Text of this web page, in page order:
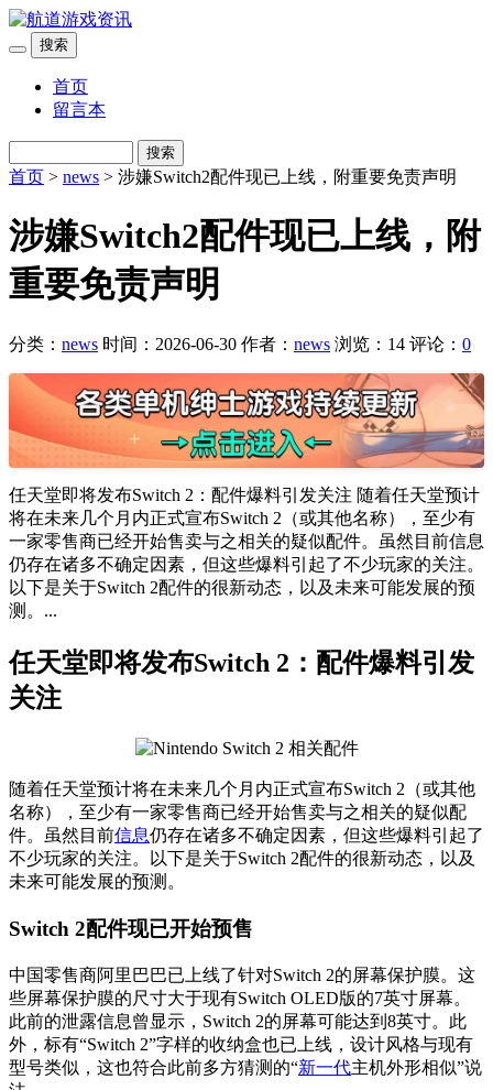
搜索
首页
留言本
搜索
首页 > news > 涉嫌Switch2配件现已上线，附重要免责声明
涉嫌Switch2配件现已上线，附
重要免责声明
分类： news 时间：2026-06-30 作者： news 浏览：14 评论： 0
任天堂即将发布Switch 2：配件爆料引发关注 随着任天堂预计
将在未来几个月内正式宣布Switch 2（或其他名称），至少有
一家零售商已经开始售卖与之相关的疑似配件。虽然目前信息
仍存在诸多不确定因素，但这些爆料引起了不少玩家的关注。
以下是关于Switch 2配件的很新动态，以及未来可能发展的预
测。...
任天堂即将发布Switch 2：配件爆料引发
关注
随着任天堂预计将在未来几个月内正式宣布Switch 2（或其他
名称），至少有一家零售商已经开始售卖与之相关的疑似配
件。虽然目前信息仍存在诸多不确定因素，但这些爆料引起了
不少玩家的关注。以下是关于Switch 2配件的很新动态，以及
未来可能发展的预测。
Switch 2配件现已开始预售
中国零售商阿里巴巴已上线了针对Switch 2的屏幕保护膜。这
些屏幕保护膜的尺寸大于现有Switch OLED版的7英寸屏幕。
此前的泄露信息曾显示，Switch 2的屏幕可能达到8英寸。此
外，标有“Switch 2”字样的收纳盒也已上线，设计风格与现有
型号类似，这也符合此前多方猜测的“新一代主机外形相似”说